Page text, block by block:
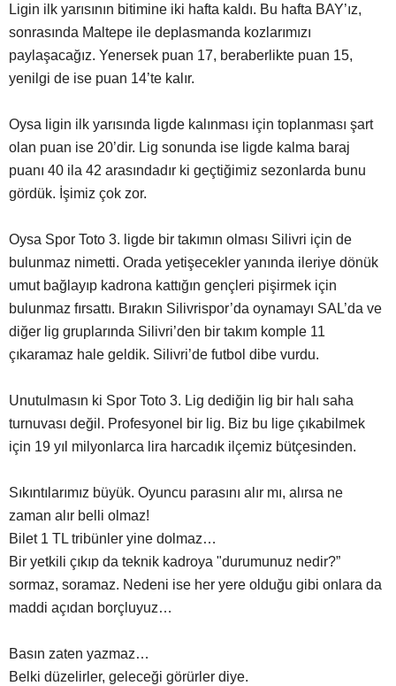
Ligin ilk yarısının bitimine iki hafta kaldı. Bu hafta BAY’ız,
sonrasında Maltepe ile deplasmanda kozlarımızı
paylaşacağız. Yenersek puan 17, beraberlikte puan 15,
yenilgi de ise puan 14’te kalır.
Oysa ligin ilk yarısında ligde kalınması için toplanması şart
olan puan ise 20’dir. Lig sonunda ise ligde kalma baraj
puanı 40 ila 42 arasındadır ki geçtiğimiz sezonlarda bunu
gördük. İşimiz çok zor.
Oysa Spor Toto 3. ligde bir takımın olması Silivri için de
bulunmaz nimetti. Orada yetişecekler yanında ileriye dönük
umut bağlayıp kadrona kattığın gençleri pişirmek için
bulunmaz fırsattı. Bırakın Silivrispor’da oynamayı SAL’da ve
diğer lig gruplarında Silivri’den bir takım komple 11
çıkaramaz hale geldik. Silivri’de futbol dibe vurdu.
Unutulmasın ki Spor Toto 3. Lig dediğin lig bir halı saha
turnuvası değil. Profesyonel bir lig. Biz bu lige çıkabilmek
için 19 yıl milyonlarca lira harcadık ilçemiz bütçesinden.
Sıkıntılarımız büyük. Oyuncu parasını alır mı, alırsa ne
zaman alır belli olmaz!
Bilet 1 TL tribünler yine dolmaz…
Bir yetkili çıkıp da teknik kadroya "durumunuz nedir?”
sormaz, soramaz. Nedeni ise her yere olduğu gibi onlara da
maddi açıdan borçluyuz…
Basın zaten yazmaz…
Belki düzelirler, geleceği görürler diye.